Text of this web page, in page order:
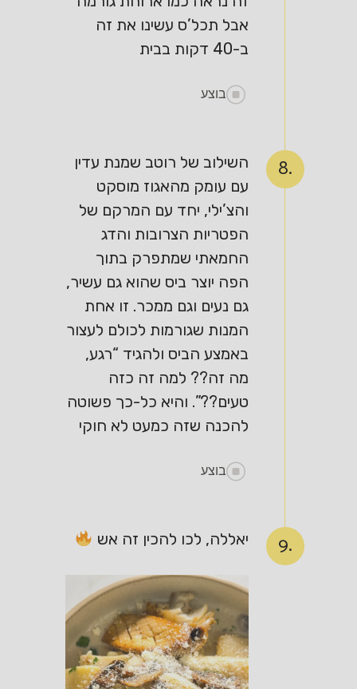
אבל תכל’ס עשינו את זה
ב-40 דקות בבית
בוצע
8.
השילוב של רוטב שמנת עדין
עם עומק מהאגוז מוסקט
והצ’ילי, יחד עם המרקם של
הפטריות הצרובות והדג
החמאתי שמתפרק בתוך
הפה יוצר ביס שהוא גם עשיר,
גם נעים וגם ממכר. זו אחת
המנות שגורמות לכולם לעצור
באמצע הביס ולהגיד “רגע,
מה זה?? למה זה כזה
טעים??”. והיא כל-כך פשוטה
להכנה שזה כמעט לא חוקי
בוצע
9. יאללה, לכו להכין זה אש